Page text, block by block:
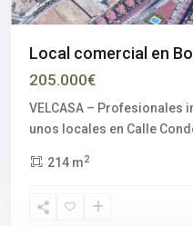
Local comercial en
205.000€
VELCASA –
unos locales en Calle
214 m2
Aljarafe,
del
Sevilla